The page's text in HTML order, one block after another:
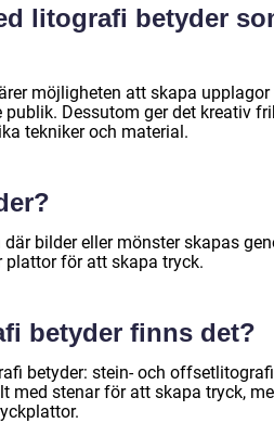
litografi betyder
möjligheten att skapa upplagor
Dessutom ger det kreativ
tekniker och material.
bilder eller mönster skapas
plattor för att skapa tryck.
betyder finns det?
betyder: stein- och
med stenar för att skapa tryck,